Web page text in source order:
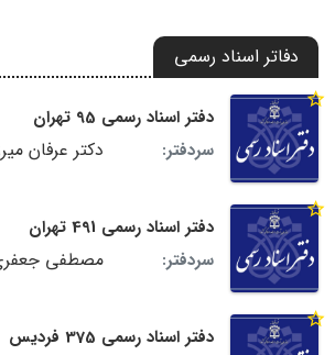
دفاتر اسناد رسمی
دفتر اسناد رسمی 95 تهران
سردفتر:
دکتر عرفان
دفتر اسناد رسمی 491 تهران
سردفتر:
مصطفی
دفتر اسناد رسمی 375 فردیس